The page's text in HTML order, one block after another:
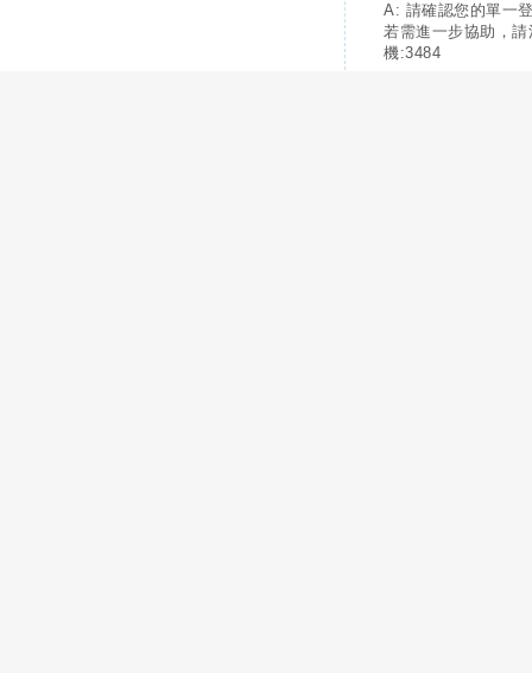
A: 請確認您的單一
若需進一步協助，
機:3484